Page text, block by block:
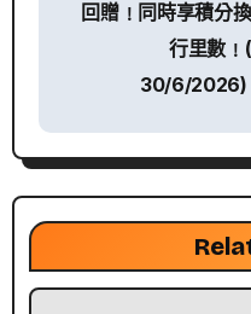
回贈﹗同時享積分
行里數
30/6/2026)